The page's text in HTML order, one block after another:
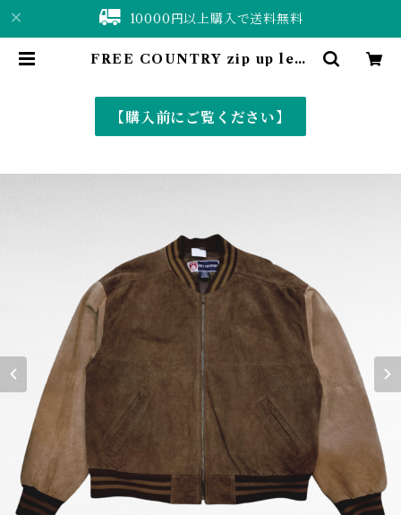
10000円以上購入で送料無料
FREE COUNTRY zip up leat
〈古着&vintage〉
【購入前にご覧ください】